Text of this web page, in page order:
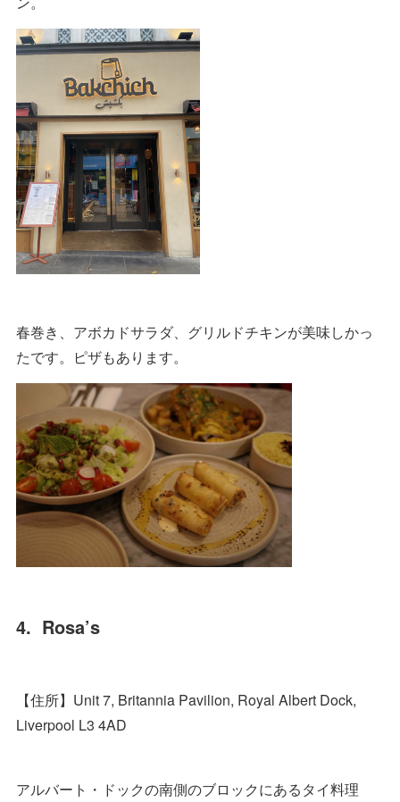
春巻き、アボカドサラダ、グリルドチキンが美味しかっ
たです。ピザもあります。
4. Rosa’s
【住所】Unit 7, Britannia Pavilion, Royal Albert Dock,
Liverpool L3 4AD
アルバート・ドックの南側のブロックにあるタイ料理